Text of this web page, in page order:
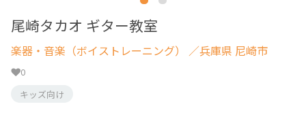
尾崎タカオ ギター教室
楽器・音楽（ボイストレーニング） ／兵庫県 尼崎市
0
キッズ向け